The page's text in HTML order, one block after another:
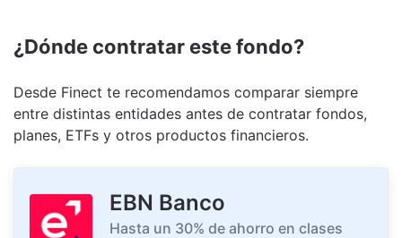
¿Dónde contratar este fondo?
Desde Finect te recomendamos comparar siempre
entre distintas entidades antes de contratar fondos,
planes, ETFs y otros productos financieros.
EBN Banco
Hasta un 30% de ahorro en clases